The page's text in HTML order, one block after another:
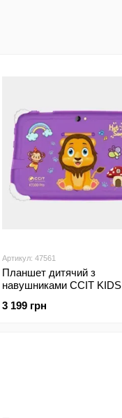
Артикул: 47561
Планшет дитячий з
навушниками CCIT KIDS
Purple
3 199 грн